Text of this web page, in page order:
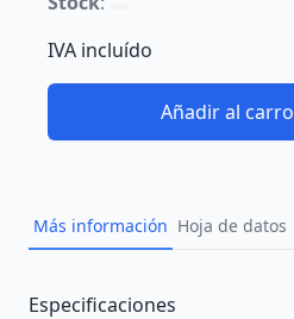
IVA incluído
Añadir al carro
Más información Hoja de datos
Description
Especificaciones